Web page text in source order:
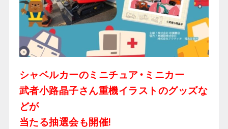
シャベルカーのミニチュア・ミニカー
武者小路晶子さん重機イラストのグッズな
どが
当たる抽選会も開催!